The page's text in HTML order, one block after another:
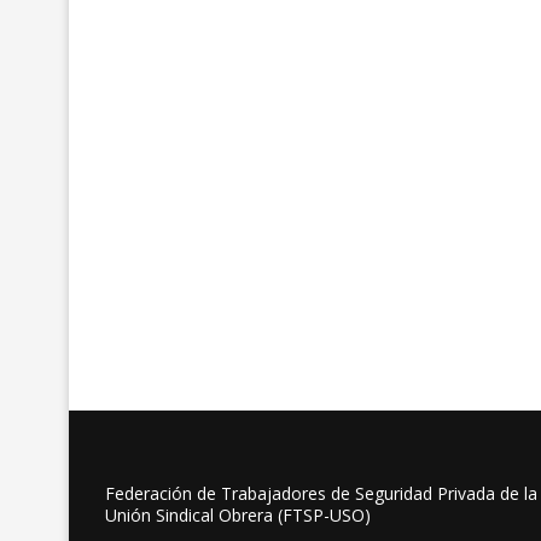
Federación de Trabajadores de Seguridad Privada de la
Unión Sindical Obrera (FTSP-USO)